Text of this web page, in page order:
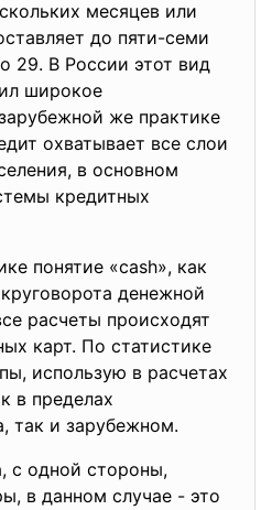
месяцев или
до пяти-семи
29. В России этот вид
широкое
же практике
охватывает все слои
в основном
кредитных
понятие «cash», как
денежной
расчеты происходят
карт. По статистике
использую в расчетах
в пределах
так и зарубежном.
с одной стороны,
в данном случае - это